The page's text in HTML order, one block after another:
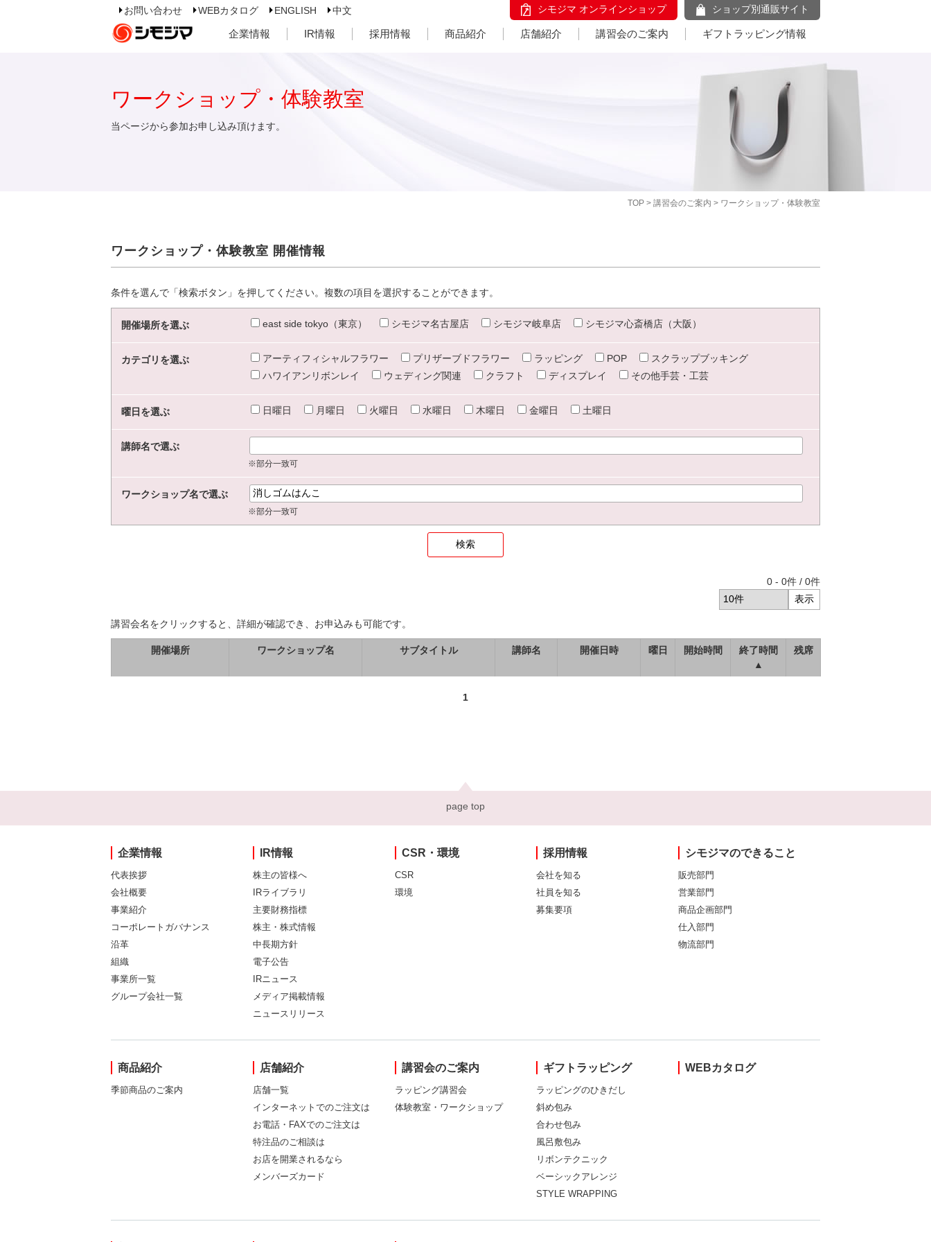
お問い合わせ WEBカタログ ENGLISH 中文 シモジマ オンラインショップ ショップ別通販サイト
企業情報 IR情報 採用情報 商品紹介 店舗紹介 講習会のご案内 ギフトラッピング情報
TOP > 講習会のご案内 > ワークショップ・体験教室
ワークショップ・体験教室
当ページから参加お申し込み頂けます。
ワークショップ・体験教室 開催情報
条件を選んで「検索ボタン」を押してください。複数の項目を選択することができます。
開催場所を選ぶ east side tokyo（東京） シモジマ名古屋店 シモジマ岐阜店 シモジマ心斎橋店（大阪）
カテゴリを選ぶ アーティフィシャルフラワー プリザーブドフラワー ラッピング POP
スクラップブッキング
ハワイアンリボンレイ
ウェディング関連 クラフト ディスプレイ その他手芸・工芸
曜日を選ぶ 日曜日 月曜日 火曜日 水曜日 木曜日 金曜日 土曜日
講師名で選ぶ
※部分一致可
ワークショップ名で選ぶ
※部分一致可
0 - 0件 / 0件
講習会名をクリックすると、詳細が確認でき、お申込みも可能です。
開催場所 ワークショップ名 サブタイトル 講師名 開催日時 曜日 開始時間
終了時間
▲
残席
1
page top
企業情報
代表挨拶
会社概要
事業紹介
コーポレートガバナンス
沿革
組織
事業所一覧
グループ会社一覧
IR情報
株主の皆様へ
IRライブラリ
主要財務指標
株主・株式情報
中長期方針
電子公告
IRニュース
メディア掲載情報
ニュースリリース
CSR・環境
CSR
環境
採用情報
会社を知る
社員を知る
募集要項
シモジマのできること
販売部門
営業部門
商品企画部門
仕入部門
物流部門
商品紹介
季節商品のご案内
店舗紹介
店舗一覧
インターネットでのご注文は
お電話・FAXでのご注文は
特注品のご相談は
お店を開業されるなら
メンバーズカード
講習会のご案内
ラッピング講習会
体験教室・ワークショップ
ギフトラッピング
ラッピングのひきだし
斜め包み
合わせ包み
風呂敷包み
リボンテクニック
ベーシックアレンジ
STYLE WRAPPING
WEBカタログ